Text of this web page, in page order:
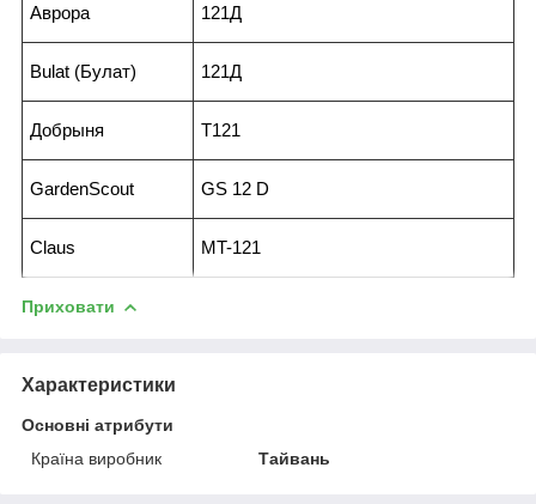
Аврора 121Д
Bulat (Булат) 121Д
Добрыня T121
GardenScout GS 12 D
Claus MT-121
Приховати
Характеристики
Основні атрибути
Країна виробник
Тайвань